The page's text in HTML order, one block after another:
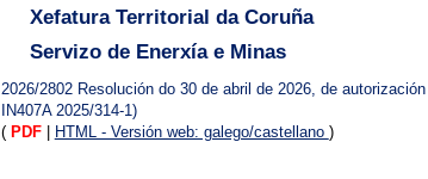
Xefatura Territorial da Coruña
Servizo de Enerxía e Minas
2026/2802 Resolución do 30 de abril de 2026, de
IN407A 2025/314-1)
( PDF | HTML - Versión web: galego/castellano )